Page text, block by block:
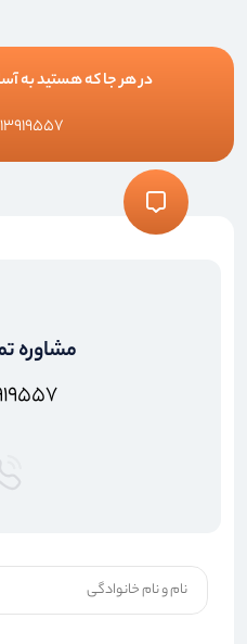
در هر جا که هستید به
مشاوره